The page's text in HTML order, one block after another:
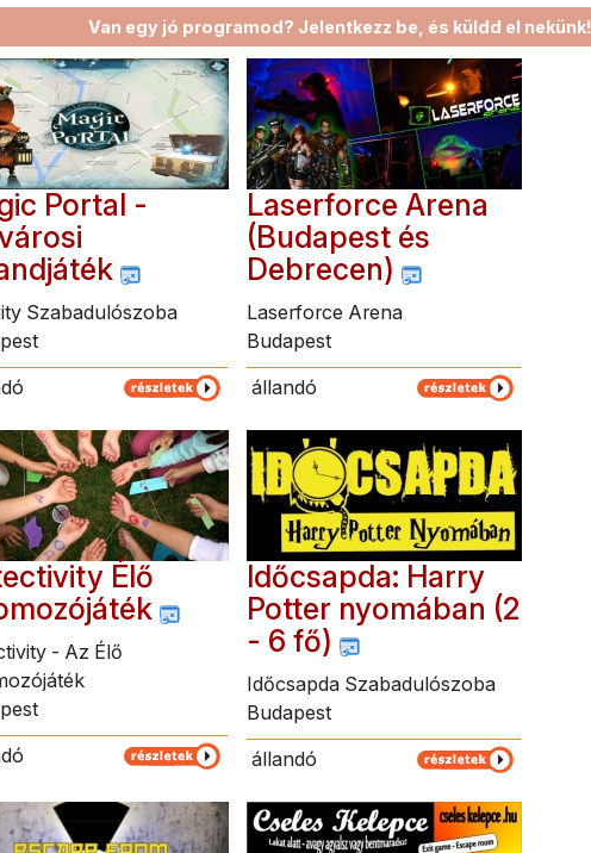
Van egy jó programod? Jelentkezz be, és küldd el nekünk!
Portal -
Szabadulószoba
Laserforce Arena
(Budapest és
Debrecen)
Laserforce Arena
Budapest
állandó
Élő
- Az Élő
Időcsapda: Harry
Potter nyomában (2
- 6 fő)
Időcsapda Szabadulószoba
Budapest
állandó